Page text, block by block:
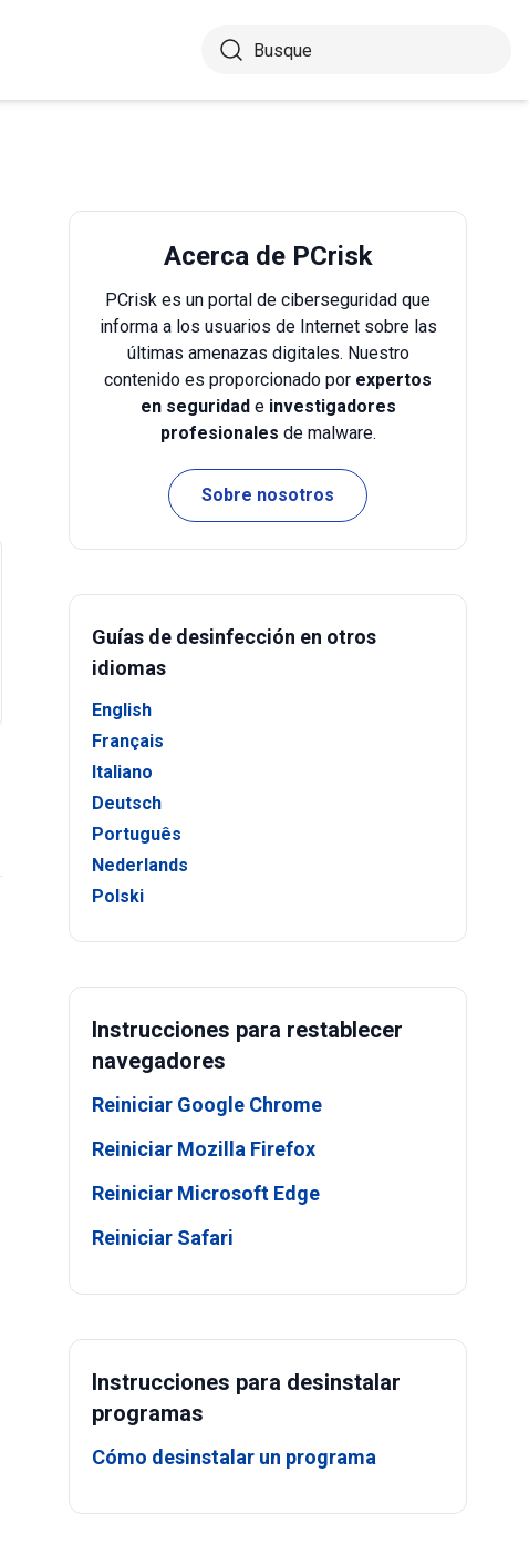
Acerca de PCrisk
PCrisk es un portal de ciberseguridad que
informa a los usuarios de Internet sobre las
últimas amenazas digitales. Nuestro
contenido es proporcionado por expertos
en seguridade investigadores
profesionales de malware.
Sobre nosotros
Guías de desinfección en otros
idiomas
English
Français
Italiano
Deutsch
Português
Nederlands
Polski
Instrucciones para restablecer
navegadores
Reiniciar Google Chrome
Reiniciar Mozilla Firefox
Reiniciar Microsoft Edge
Reiniciar Safari
Instrucciones para desinstalar
programas
Cómo desinstalar un programa